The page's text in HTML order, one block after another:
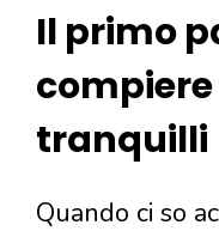
Il primo
tranquilli
Quando ci so